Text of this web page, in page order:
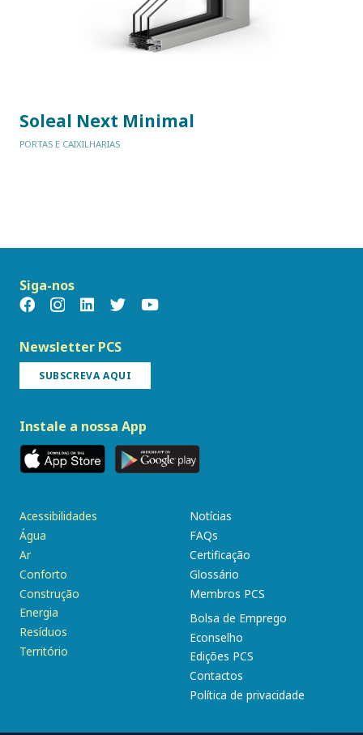
Soleal Next Minimal
PORTAS E CAIXILHARIAS
Siga-nos
Newsletter PCS
SUBSCREVA AQUI
Instale a nossa App
Acessibilidades
Água
Ar
Conforto
Construção
Energia
Resíduos
Território
Notícias
FAQs
Certificação
Glossário
Membros PCS
Bolsa de Emprego
Econselho
Edições PCS
Contactos
Política de privacidade